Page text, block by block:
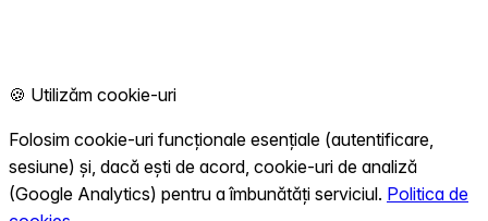
🍪 Utilizăm cookie-uri
Folosim cookie-uri funcționale esențiale (autentificare,
sesiune) și, dacă ești de acord, cookie-uri de analiză
(Google Analytics) pentru a îmbunătăți serviciul. Politica de